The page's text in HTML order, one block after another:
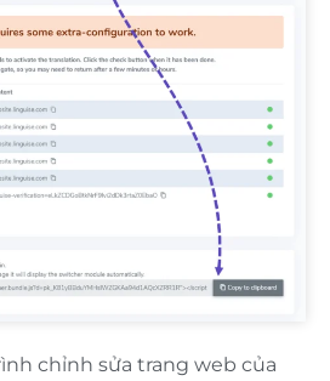
chỉnh sửa trang web của